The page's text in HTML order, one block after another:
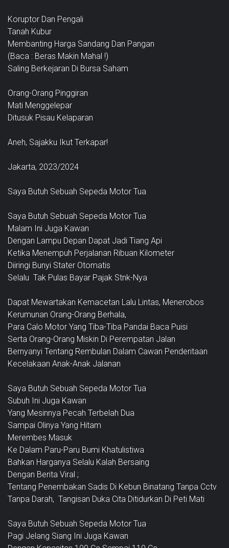
Koruptor Dan Pengali
Tanah Kubur
Membanting Harga Sandang Dan Pangan
(Baca : Beras Makin Mahal !)
Saling Berkejaran Di Bursa Saham
Orang-Orang Pinggiran
Mati Menggelepar
Ditusuk Pisau Kelaparan
Aneh, Sajakku Ikut Terkapar!
Jakarta, 2023/2024
Saya Butuh Sebuah Sepeda Motor Tua
Saya Butuh Sebuah Sepeda Motor Tua
Malam Ini Juga Kawan
Dengan Lampu Depan Dapat Jadi Tiang Api
Ketika Menempuh Perjalanan Ribuan Kilometer
Diiringi Bunyi Stater Otomatis
Selalu Tak Pulas Bayar Pajak Stnk-Nya
Dapat Mewartakan Kemacetan Lalu Lintas, Menerobos
Kerumunan Orang-Orang Berhala,
Para Calo Motor Yang Tiba-Tiba Pandai Baca Puisi
Serta Orang-Orang Miskin Di Perempatan Jalan
Bernyanyi Tentang Rembulan Dalam Cawan Penderitaan
Kecelakaan Anak-Anak Jalanan
Saya Butuh Sebuah Sepeda Motor Tua
Subuh Ini Juga Kawan
Yang Mesinnya Pecah Terbelah Dua
Sampai Olinya Yang Hitam
Merembes Masuk
Ke Dalam Paru-Paru Bumi Khatulistiwa
Bahkan Harganya Selalu Kalah Bersaing
Dengan Berita Viral ;
Tentang Penembakan Sadis Di Kebun Binatang Tanpa Cctv
Tanpa Darah, Tangisan Duka Cita Ditidurkan Di Peti Mati
Saya Butuh Sebuah Sepeda Motor Tua
Pagi Jelang Siang Ini Juga Kawan